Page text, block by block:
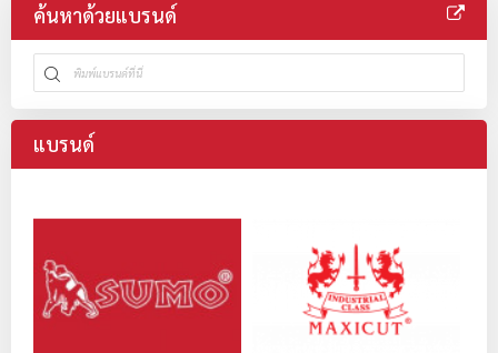
ค้นหาด้วยแบรนด์
แบรนด์